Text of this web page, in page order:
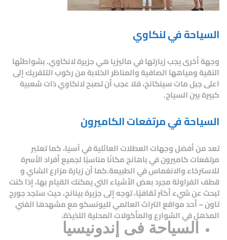
السياحة في لنكاوي
وجهة أخرى يجب زيارتها في ماليزيا هي جزيرة لانكاوي. بشواطئها
النقية ومياهها الصافية والمناظر الخلابة من ركوب التلفريك إلى
اعلى جبل مات سينكانج، فلا عجب أن تصبح لانكاوي ذات شعبية
كبيرة بين السياح.
السياحة في مرتفعات الكاميرون
تعد من أفضل وجهات العطلات العائلية في آسيا، كما تعتبر
مرتفعات كاميرون في باهانج مكانًا مناسبًا لجميع أفراد الأسرة
للاسترخاء والانغماس في الطبيعة.كما أن زيارة مزارع الشاي و
قطف الفراولة مجرد بعض الأشياء التي يمكنك القيام بها، إذا كنت
تبحث عن شيء أكثر ثقافيًا، توجه إلى جزيرة بينانج، حيث ستجد جورج
تاون – أحد مواقع التراث العالمي لليونسكو مع مشهدها الفني
المذهل في الشوارع والمأكولات المحلية اللذيذة.
السياحة فى إندونيسيا